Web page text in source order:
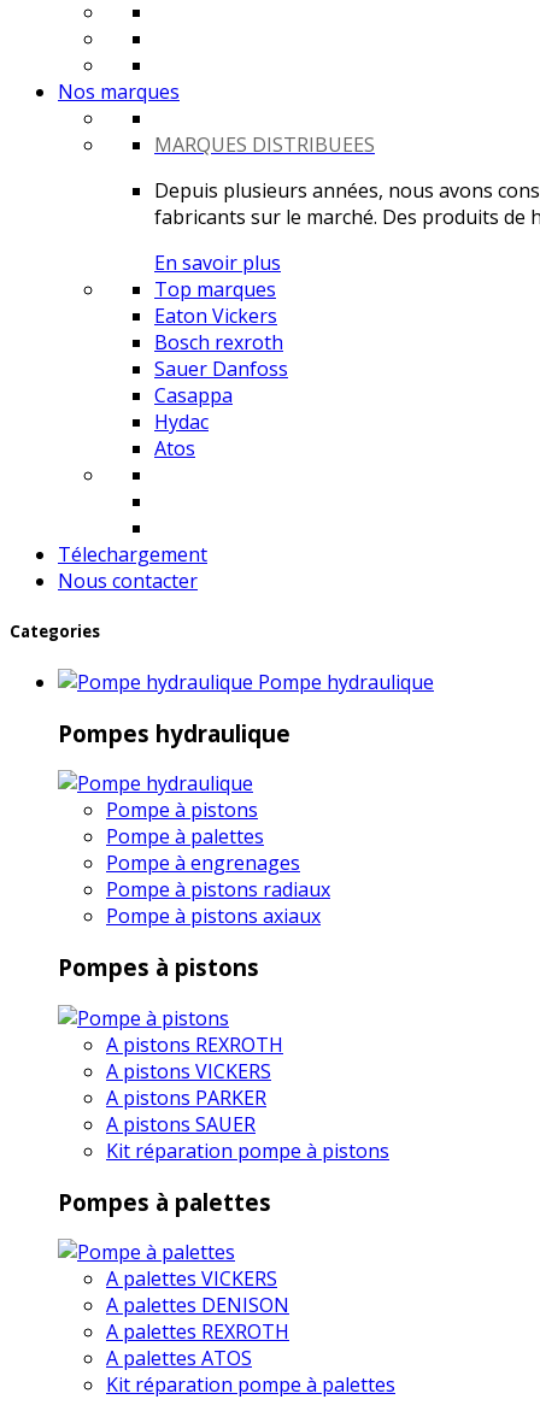
Nos marques
MARQUES DISTRIBUEES
Depuis plusieurs années, nous avons
fabricants sur le marché. Des produits de
En savoir plus
Top marques
Eaton Vickers
Bosch rexroth
Sauer Danfoss
Casappa
Hydac
Atos
Télechargement
Nous contacter
Categories
Pompe hydraulique
Pompes hydraulique
Pompe à pistons
Pompe à palettes
Pompe à engrenages
Pompe à pistons radiaux
Pompe à pistons axiaux
Pompes à pistons
A pistons REXROTH
A pistons VICKERS
A pistons PARKER
A pistons SAUER
Kit réparation pompe à pistons
Pompes à palettes
A palettes VICKERS
A palettes DENISON
A palettes REXROTH
A palettes ATOS
Kit réparation pompe à palettes